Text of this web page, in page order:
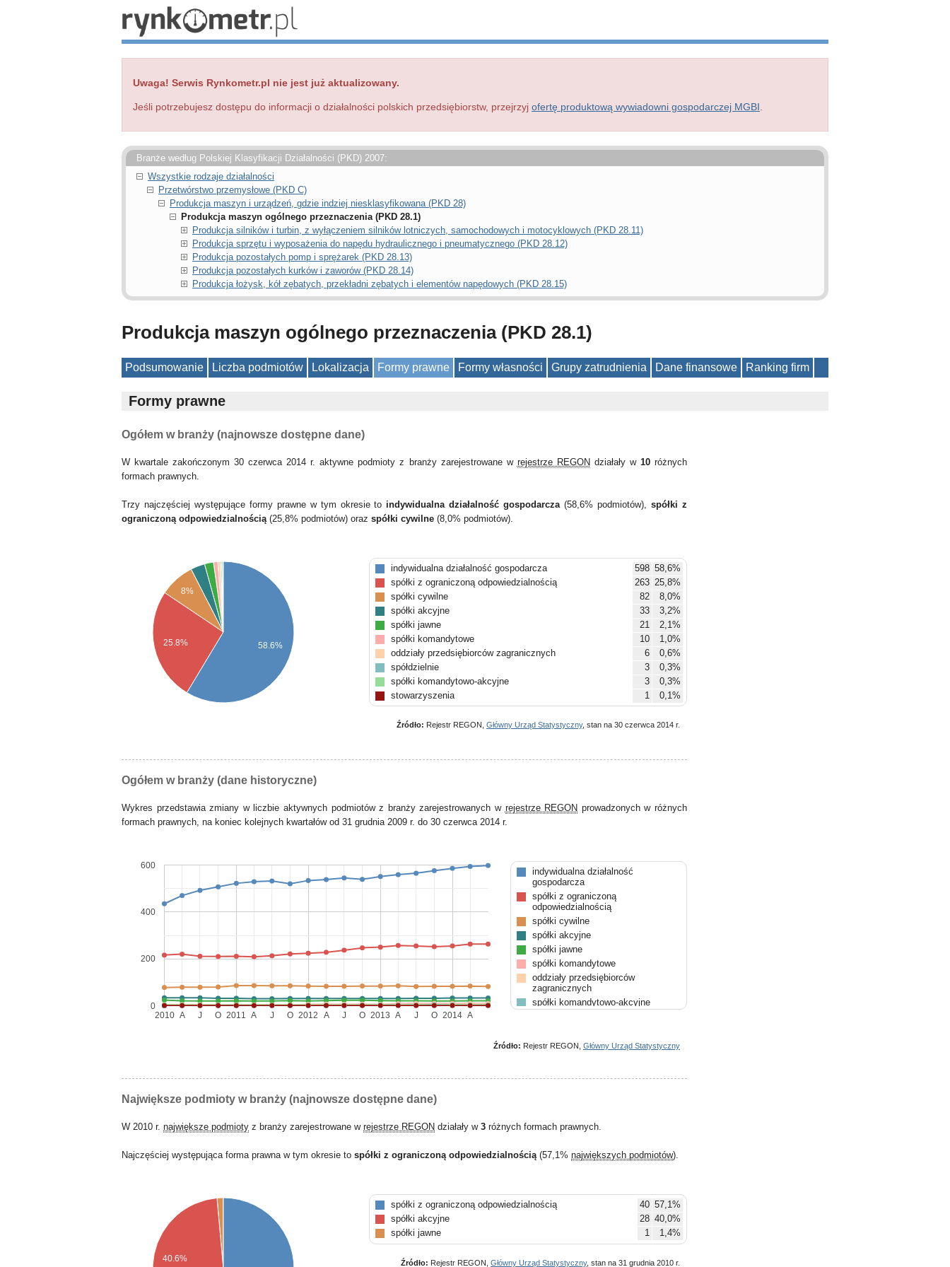
Uwaga! Serwis Rynkometr.pl nie jest już aktualizowany.
Jeśli potrzebujesz dostępu do informacji o działalności polskich przedsiębiorstw, przejrzyj ofertę produktową wywiadowni gospodarczej MGBI
Branże według Polskiej Klasyfikacji Działalności (PKD) 2007:
Wszystkie rodzaje działalności
Przetwórstwo przemysłowe (PKD C)
Produkcja maszyn i urządzeń, gdzie indziej niesklasyfikowana (PKD 28)
Produkcja maszyn ogólnego przeznaczenia (PKD 28.1)
Produkcja silników i turbin, z wyłączeniem silników lotniczych, samochodowych i motocyklowych (PKD 28.11)
Produkcja sprzętu i wyposażenia do napędu hydraulicznego i pneumatycznego (PKD 28.12)
Produkcja pozostałych pomp i sprężarek (PKD 28.13)
Produkcja pozostałych kurków i zaworów (PKD 28.14)
Produkcja łożysk, kół zębatych, przekładni zębatych i elementów napędowych (PKD 28.15)
Produkcja maszyn ogólnego przeznaczenia (PKD 28.1)
Podsumowanie Liczba podmiotów Lokalizacja Formy prawne Formy własności Grupy zatrudnienia Dane finansowe Ranking firm
Formy prawne
Ogółem w branży (najnowsze dostępne dane)
W kwartale zakończonym 30 czerwca 2014 r. aktywne podmioty z branży zarejestrowane w rejestrze REGON działały w 10różnych
formach prawnych.
Trzy najczęściej występujące formy prawne w tym okresie to indywidualna działalność gospodarcza(58,6% podmiotów),spółki z
ograniczoną odpowiedzialnością(25,8% podmiotów) oraz spółki cywilne (8,0% podmiotów).
8%
25.8% 58.6%
indywidualna działalność gospodarcza 598 58,6%
spółki z ograniczoną odpowiedzialnością
263 25,8%
spółki cywilne
82
8,0%
spółki akcyjne
33
3,2%
spółki jawne
21
2,1%
spółki komandytowe
10
1,0%
oddziały przedsiębiorców zagranicznych
6
0,6%
spółdzielnie
3
0,3%
spółki komandytowo-akcyjne
3
0,3%
stowarzyszenia
1 0,1%
Źródło: Rejestr REGON, Główny Urząd Statystyczny, stan na 30 czerwca 2014 r.
Ogółem w branży (dane historyczne)
Wykres przedstawia zmiany w liczbie aktywnych podmiotów z branży zarejestrowanych w rejestrze REGON prowadzonych w różnych
formach prawnych, na koniec kolejnych kwartałów od 31 grudnia 2009 r. do 30 czerwca 2014 r.
2010 2011 2012 2013 2014
A J O A J O A J O A J O A
0
200
400
600
indywidualna działalność
gospodarcza
spółki z ograniczoną
odpowiedzialnością
spółki cywilne
spółki akcyjne
spółki jawne
spółki komandytowe
oddziały przedsiębiorców
zagranicznych
spółki komandytowo-akcyjne
Źródło: Rejestr REGON, Główny Urząd Statystyczny
Największe podmioty w branży (najnowsze dostępne dane)
W 2010 r. największe podmioty z branży zarejestrowane w rejestrze REGON działały w 3 różnych formach prawnych.
Najczęściej występująca forma prawna w tym okresie to spółki z ograniczoną odpowiedzialnością(57,1% największych podmiotów).
40.6%
spółki z ograniczoną odpowiedzialnością 40 57,1%
spółki akcyjne
28 40,0%
spółki jawne
1 1,4%
Źródło: Rejestr REGON, Główny Urząd Statystyczny, stan na 31 grudnia 2010 r.